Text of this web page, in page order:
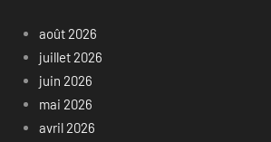
août 2026
juillet 2026
juin 2026
mai 2026
avril 2026